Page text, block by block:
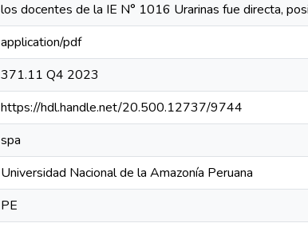
los docentes de la IE N° 1016 Urarinas fue directa,
application/pdf
371.11 Q4 2023
https://hdl.handle.net/20.500.12737/9744
spa
Universidad Nacional de la Amazonía Peruana
PE